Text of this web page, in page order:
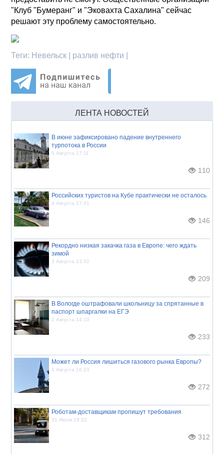
"Клуб "Бумеранг" и "Эковахта Сахалина" сейчас
решают эту проблему самостоятельно.
Теги: Невельск | разлив нефти |
ЛЕНТА НОВОСТЕЙ
В июне зафиксировано падение внутреннего
турпотока в России
5 Августа 17:11
110
Российских туристов на Кубе практически не осталось
4 Августа 17:41
146
Рекордно низкая закачка газа в Европе: чего ждать
зимой
3 Августа 13:32
209
В Вологде оштрафовали школьницу за спрятанные в
паспорт шпаргалки на ЕГЭ
2 Августа 14:19
233
Может ли Россия лишиться газового рынка Европы?
1 Августа 16:23
272
Роботам-доставщикам пропишут требования
31 Июля 18:32
312